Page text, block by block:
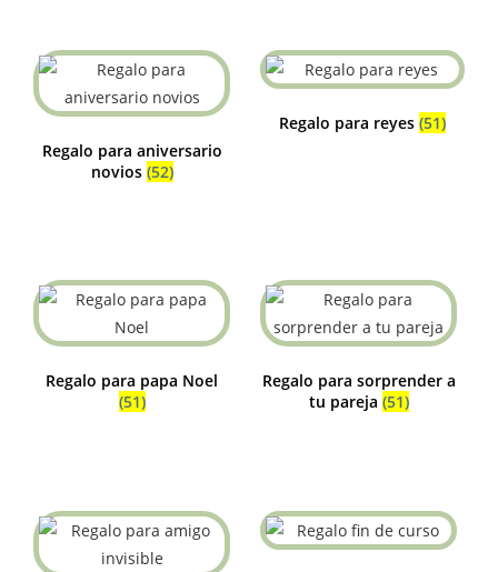
Regalo para aniversario
novios (52)
Regalo para reyes (51)
Regalo para papa Noel
(51)
Regalo para sorprender a
tu pareja (51)